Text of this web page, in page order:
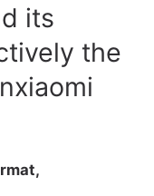
its
the